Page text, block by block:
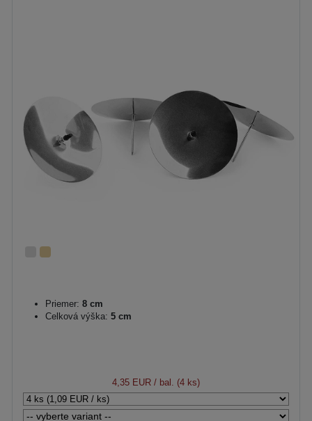
Priemer: 8 cm
Celková výška: 5 cm
4,35 EUR / bal. (4 ks)